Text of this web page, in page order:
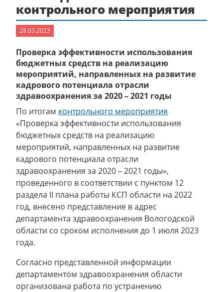
контрольного мероприятия
28.03.2023
Проверка эффективности использования
бюджетных средств на реализацию
мероприятий, направленных на развитие
кадрового потенциала отрасли
здравоохранения за 2020 – 2021 годы
По итогам контрольного мероприятия
«Проверка эффективности использования
бюджетных средств на реализацию
мероприятий, направленных на развитие
кадрового потенциала отрасли
здравоохранения за 2020 – 2021 годы»,
проведенного в соответствии с пунктом 12
раздела II плана работы КСП области на 2022
год, внесено представление в адрес
департамента здравоохранения Вологодской
области со сроком исполнения до 1 июля 2023
года.
Согласно представленной информации
департаментом здравоохранения области
организована работа по устранению